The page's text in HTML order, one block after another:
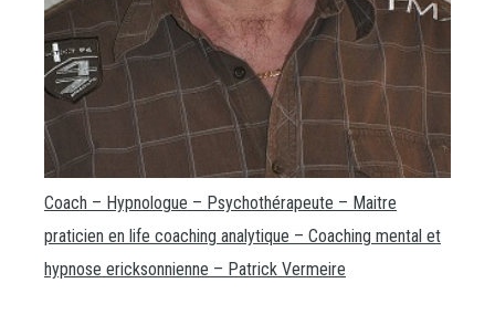
Coach – Hypnologue – Psychothérapeute – Maitre
praticien en life coaching analytique – Coaching mental et
hypnose ericksonnienne – Patrick Vermeire